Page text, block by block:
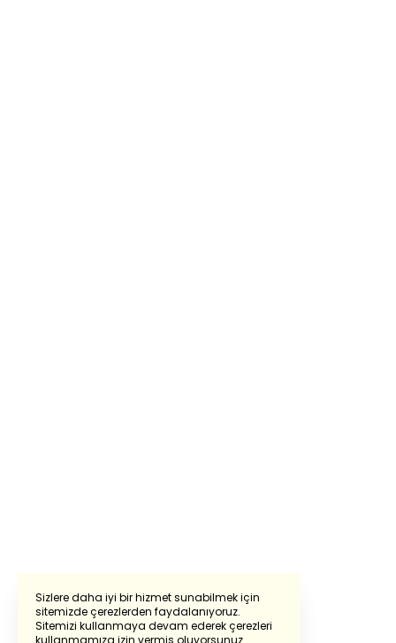
Sizlere daha iyi bir hizmet sunabilmek için
sitemizde çerezlerden faydalanıyoruz.
Sitemizi kullanmaya devam ederek çerezleri
kullanmamıza izin vermiş oluyorsunuz.
Powered by Translate